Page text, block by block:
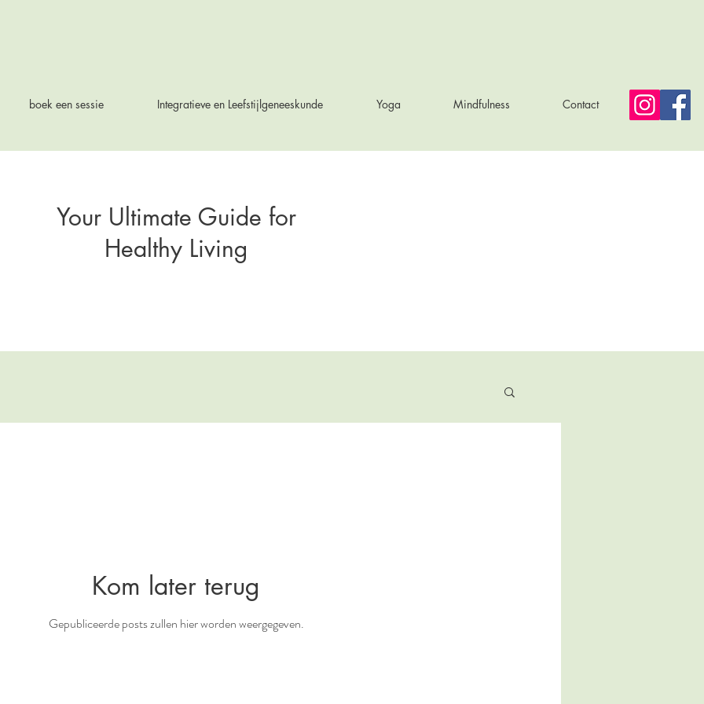
boek een sessie Integratieve en Leefstijlgeneeskunde Yoga Mindfulness Contact
Your Ultimate Guide for
Healthy Living
Kom later terug
Gepubliceerde posts zullen hier worden weergegeven.